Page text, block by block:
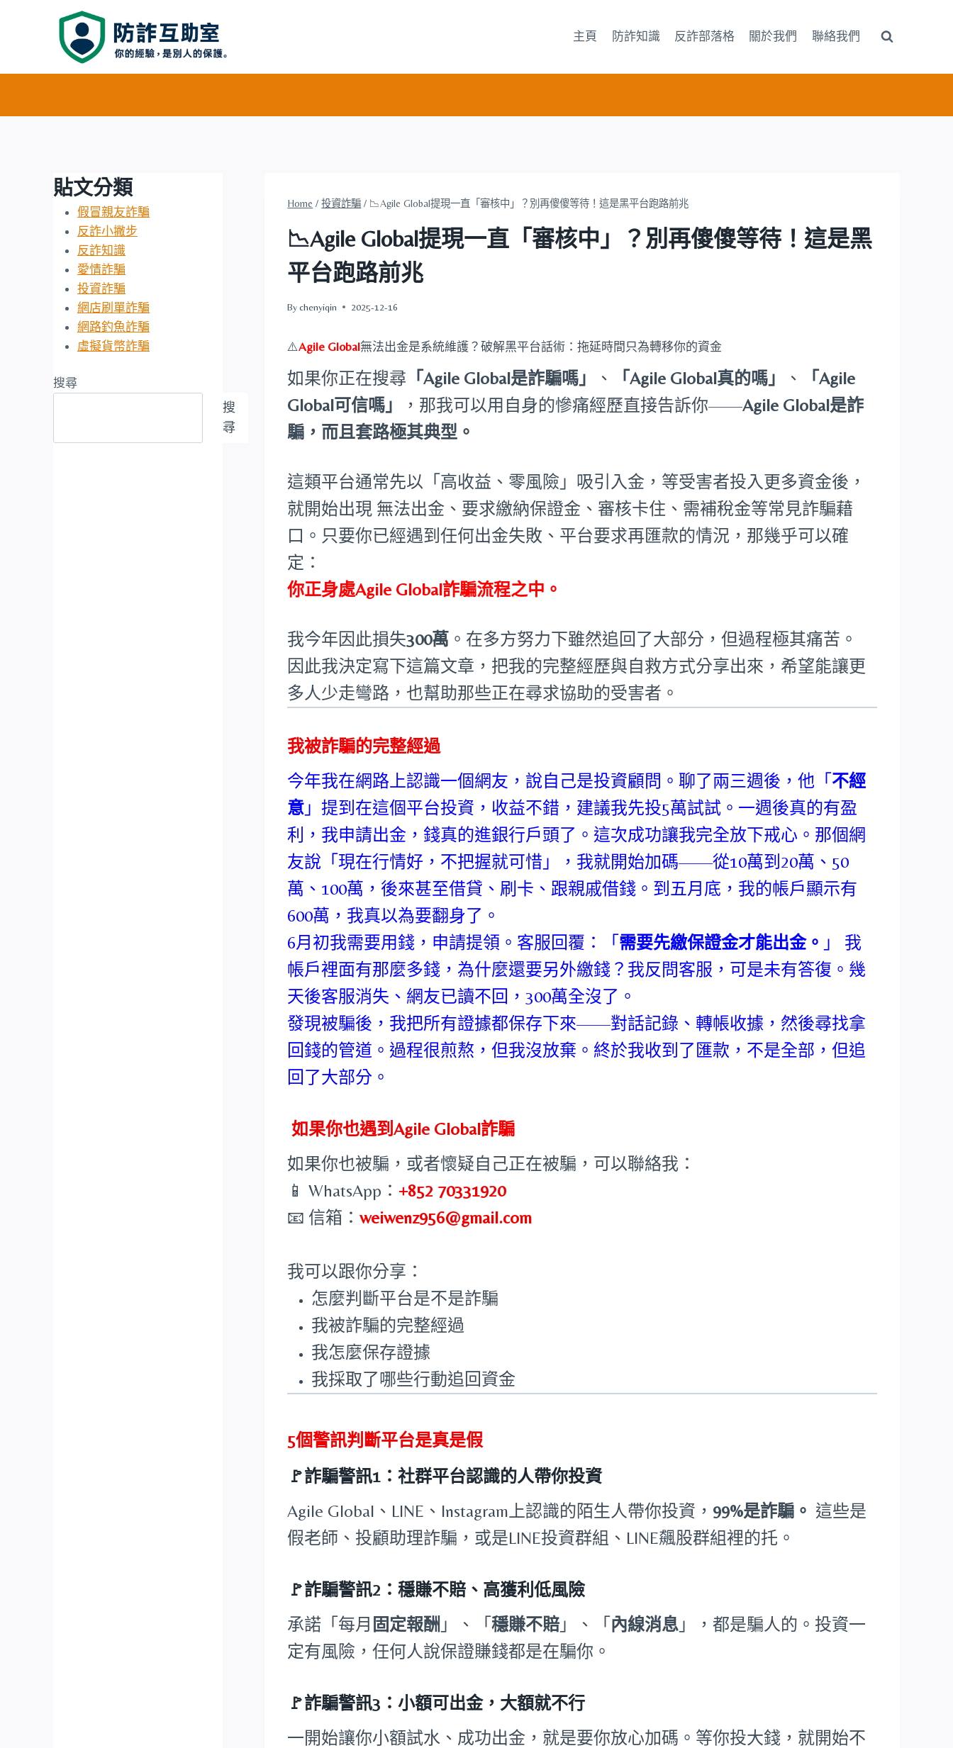
主頁 防詐知識 反詐部落格 關於我們 聯絡我們
Home / 投資詐騙 / 📉Agile Global提現一直「審核中」？別再傻傻等待！這是黑平台跑路前兆
📉Agile Global提現一直「審核中」？別再傻傻等待！這是黑
平台跑路前兆
By chenyiqin 2025-12-16
⚠️Agile Global無法出金是系統維護？破解黑平台話術：拖延時間只為轉移你的資金
如果你正在搜尋 「Agile Global是詐騙嗎」 、 「Agile Global真的嗎」 、
「Agile
Global可信嗎」
，那我可以用自身的慘痛經歷直接告訴你——Agile Global是詐
騙，而且套路極其典型。
這類平台通常先以「高收益、零風險」吸引入金，等受害者投入更多資金後，
就開始出現 無法出金、要求繳納保證金、審核卡住、需補稅金等常見詐騙藉
口。只要你已經遇到任何出金失敗、平台要求再匯款的情況，那幾乎可以確
定：
你正身處Agile Global詐騙流程之中。
我今年因此損失300萬 。在多方努力下雖然追回了大部分，但過程極其痛苦。
因此我決定寫下這篇文章，把我的完整經歷與自救方式分享出來，希望能讓更
多人少走彎路，也幫助那些正在尋求協助的受害者。
我被詐騙的完整經過
今年我在網路上認識一個網友，說自己是投資顧問。聊了兩三週後，他「 不經
意 」提到在這個平台投資，收益不錯，建議我先投5萬試試。一週後真的有盈
利，我申請出金，錢真的進銀行戶頭了。這次成功讓我完全放下戒心。那個網
友說「現在行情好，不把握就可惜」，我就開始加碼——從10萬到20萬、50
萬、100萬，後來甚至借貸、刷卡、跟親戚借錢。到五月底，我的帳戶顯示有
600萬，我真以為要翻身了。
6月初我需要用錢，申請提領。客服回覆：「 需要先繳保證金才能出金。 」 我
帳戶裡面有那麼多錢，為什麼還要另外繳錢？我反問客服，可是未有答復。幾
天後客服消失、網友已讀不回，300萬全沒了。
發現被騙後，我把所有證據都保存下來——對話記錄、轉帳收據，然後尋找拿
回錢的管道。過程很煎熬，但我沒放棄。終於我收到了匯款，不是全部，但追
回了大部分。
如果你也遇到Agile Global詐騙
如果你也被騙，或者懷疑自己正在被騙，可以聯絡我：
📱 WhatsApp： +852 70331920
📧 信箱：weiwenz956@gmail.com
我可以跟你分享：
怎麼判斷平台是不是詐騙
我被詐騙的完整經過
我怎麼保存證據
我採取了哪些行動追回資金
5個警訊判斷平台是真是假
🚩詐騙警訊1：社群平台認識的人帶你投資
Agile Global、LINE、Instagram上認識的陌生人帶你投資， 99%是詐騙。 這些是
假老師、投顧助理詐騙，或是LINE投資群組、LINE飆股群組裡的托。
🚩詐騙警訊2：穩賺不賠、高獲利低風險
承諾「每月 固定報酬 」、「穩賺不賠 」、「 內線消息 」，都是騙人的。投資一
定有風險，任何人說保證賺錢都是在騙你。
🚩詐騙警訊3：小額可出金，大額就不行
一開始讓你小額試水、成功出金，就是要你放心加碼。等你投大錢，就開始不
貼文分類
假冒親友詐騙
反詐小撇步
反詐知識
愛情詐騙
投資詐騙
網店刷單詐騙
網路釣魚詐騙
虛擬貨幣詐騙
搜尋
搜
尋